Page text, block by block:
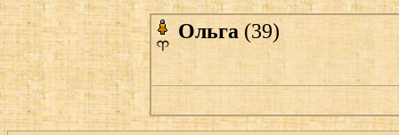
Ольга (39)